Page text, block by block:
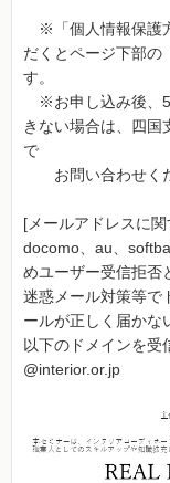
※「個人情報保護
だくとページ下部の
す。
※お申し込み後、5
きない場合は、四国
で
お問い合わせくだ
[メールアドレスに
docomo、au、
めユーザー受信拒否
迷惑メール対策等で
ールが正しく届かな
以下のドメインを受
@interior.or.jp